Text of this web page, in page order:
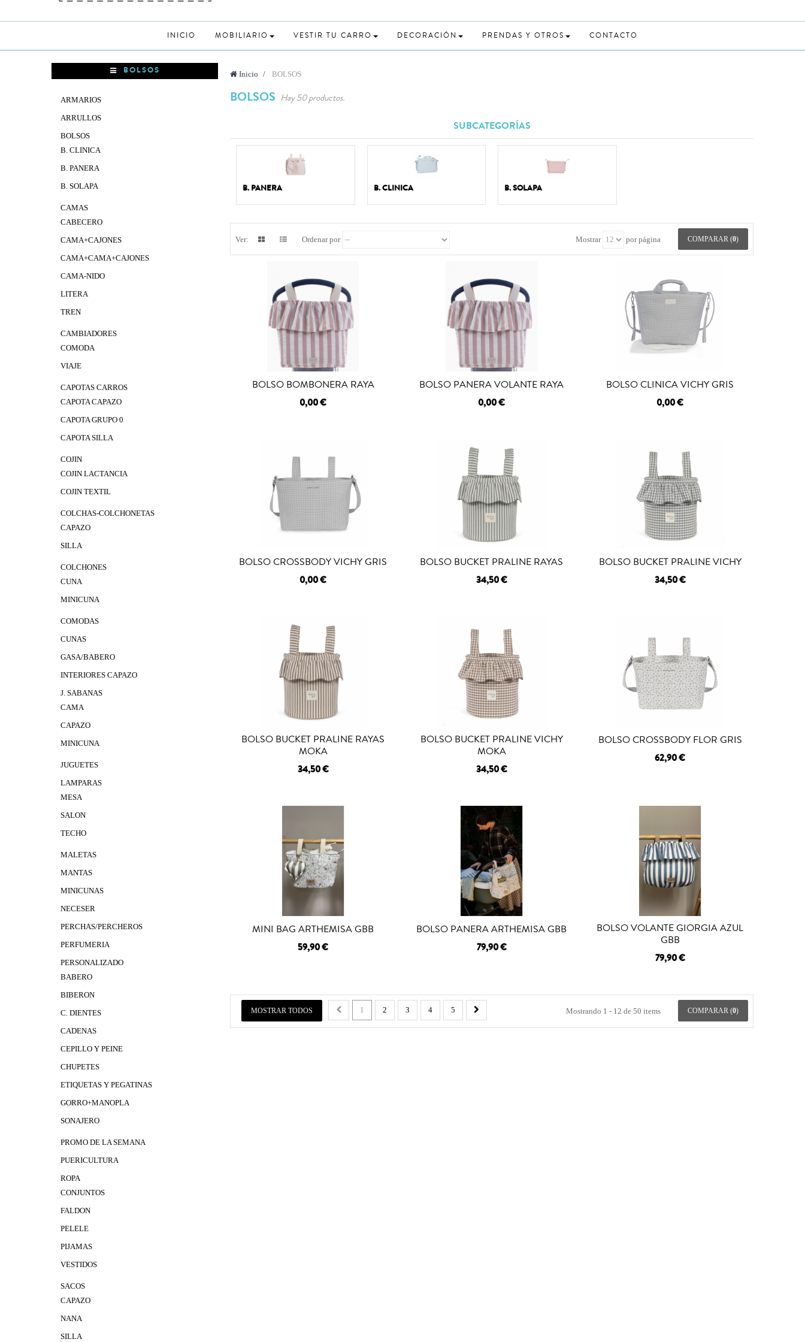
INICIO MOBILIARIO VESTIR TU CARRO DECORACIÓN PRENDAS Y OTROS CONTACTO
BOLSOS
ARMARIOS
ARRULLOS
BOLSOS
B. CLINICA
B. PANERA
B. SOLAPA
CAMAS
CABECERO
CAMA+CAJONES
CAMA+CAMA+CAJONES
CAMA-NIDO
LITERA
TREN
CAMBIADORES
COMODA
VIAJE
CAPOTAS CARROS
CAPOTA CAPAZO
CAPOTA GRUPO 0
CAPOTA SILLA
COJIN
COJIN LACTANCIA
COJIN TEXTIL
COLCHAS-COLCHONETAS
CAPAZO
SILLA
COLCHONES
CUNA
MINICUNA
COMODAS
CUNAS
GASA/BABERO
INTERIORES CAPAZO
J. SABANAS
CAMA
CAPAZO
MINICUNA
JUGUETES
LAMPARAS
MESA
SALON
TECHO
MALETAS
MANTAS
MINICUNAS
NECESER
PERCHAS/PERCHEROS
PERFUMERIA
PERSONALIZADO
BABERO
BIBERON
C. DIENTES
CADENAS
CEPILLO Y PEINE
CHUPETES
ETIQUETAS Y PEGATINAS
GORRO+MANOPLA
SONAJERO
PROMO DE LA SEMANA
PUERICULTURA
ROPA
CONJUNTOS
FALDON
PELELE
PIJAMAS
VESTIDOS
SACOS
CAPAZO
NANA
SILLA
Inicio > BOLSOS
BOLSOS Hay 50 productos.
SUBCATEGORÍAS
B. PANERA B. CLINICA B. SOLAPA
Ver: Ordenar por Mostrar por página COMPARAR (0)
BOLSO BOMBONERA RAYA
0,00 €
BOLSO PANERA VOLANTE RAYA
0,00 €
BOLSO CLINICA VICHY GRIS
0,00 €
BOLSO CROSSBODY VICHY GRIS
0,00 €
BOLSO BUCKET PRALINE RAYAS
34,50 €
BOLSO BUCKET PRALINE VICHY
34,50 €
BOLSO BUCKET PRALINE RAYAS
MOKA
34,50 €
BOLSO BUCKET PRALINE VICHY
MOKA
34,50 €
BOLSO CROSSBODY FLOR GRIS
62,90 €
MINI BAG ARTHEMISA GBB
59,90 €
BOLSO PANERA ARTHEMISA GBB
79,90 €
BOLSO VOLANTE GIORGIA AZUL
GBB
79,90 €
MOSTRAR TODOS 1 2 3 4 5 Mostrando 1 - 12 de 50 items COMPARAR (0)